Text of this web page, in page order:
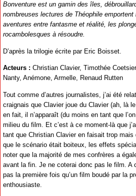
Bonventure est un gamin des îles,
nombreuses lectures de Théophile
aventures entre fantasme et réalité, les
rocambolesques à résoudre.
D’après la trilogie écrite par Eric Boisset.
Acteurs : Christian Clavier, Timothée
Nanty, Anémone, Armelle, Renaud Rutten
Tout comme d’autres journalistes, j’ai été
craignais que Clavier joue du Clavier (ah, là
en fait, il n’apparaît (du moins en tant que
milieu du film. Et c’est à ce moment-là que
tant que Christian Clavier en faisait trop mais
que le scénario était boiteux, les effets
noter que la majorité de mes confrères a
avant la fin. Je ne coterai donc pas le film. A
pas la première fois qu’un film boudé par la
enthousiaste.